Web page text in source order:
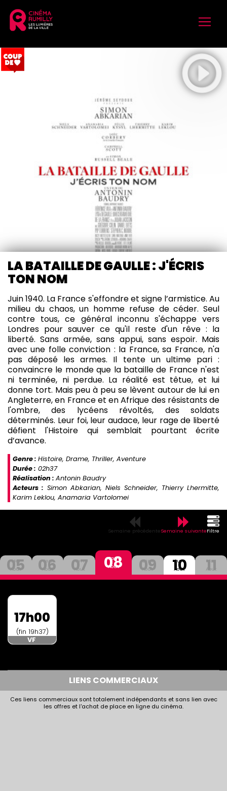
LA BATAILLE DE GAULLE : J'ÉCRIS
TON NOM
Juin 1940. La France s'effondre et signe l’armistice. Au
milieu du chaos, un homme refuse de céder. Seul
contre tous, ce général inconnu s'échappe vers
Londres pour sauver ce qu'il reste d'un rêve : la
liberté. Sans armée, sans appui, sans espoir. Mais
avec une folle conviction : la France, sa France, n'a
pas déposé les armes. Il tente un ultime pari :
convaincre le monde que la bataille de France n'est
ni terminée, ni perdue. La réalité est têtue, et lui
donne tort. Mais peu à peu se lèvent autour de lui en
Angleterre, en France et en Afrique des résistants de
l'ombre, des lycéens révoltés, des soldats
déterminés. Leur foi, leur audace, leur rage de liberté
défient l'Histoire qui semblait pourtant écrite
d’avance.
Genre : Histoire, Drame, Thriller, Aventure
Durée : 02h37
Réalisation : Antonin Baudry
Acteurs : Simon Abkarian, Niels Schneider, Thierry Lhermitte,
Karim Leklou, Anamaria Vartolomei
Semaine précédenteSemaine suivanteFiltre
Mer
05
Aout
Jeu
06
Aout
Ven
07
Aout
Sam
08
Aout
Dim
09
Aout
Lun
10
Aout
Mar
11
Aout
17h00
(fin 19h37)
VF
LIENS COMMERCIAUX
Ces liens commerciaux sont totalement indépendants et sans lien avec
les offres et l'achat de place en ligne du cinéma.